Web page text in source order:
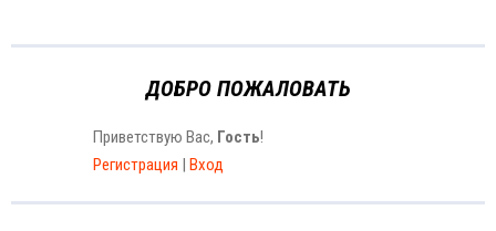
ДОБРО ПОЖАЛОВАТЬ
Приветствую Вас, Гость!
Регистрация | Вход